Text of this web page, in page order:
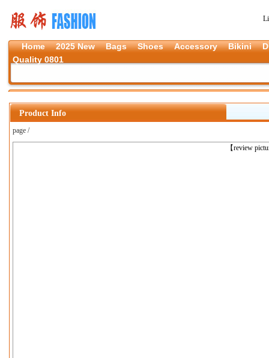
Home 2025 New Bags Shoes Accessory Bikini
Quality 0801
Product Info
page /
【review
上一张